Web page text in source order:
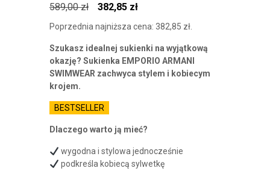
589,00zł
Pierwotna
cena
589,00 zł.
382,85 złAktualna
cena
382,85 zł.
Poprzednia najniższa cena: 382,85 zł.
Szukasz idealnej sukienki na wyjątkową
okazję? Sukienka EMPORIO ARMANI
SWIMWEAR zachwyca stylem i kobiecym
krojem.
BESTSELLER
Dlaczego warto ją mieć?
wygodna i stylowa jednocześnie
podkreśla kobiecą sylwetkę